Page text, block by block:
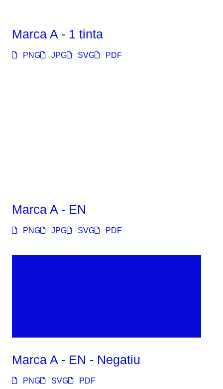
Marca A - 1 tinta
PNG JPG SVG PDF
Marca A - EN
PNG JPG SVG PDF
Marca A - EN - Negatiu
PNG SVG PDF